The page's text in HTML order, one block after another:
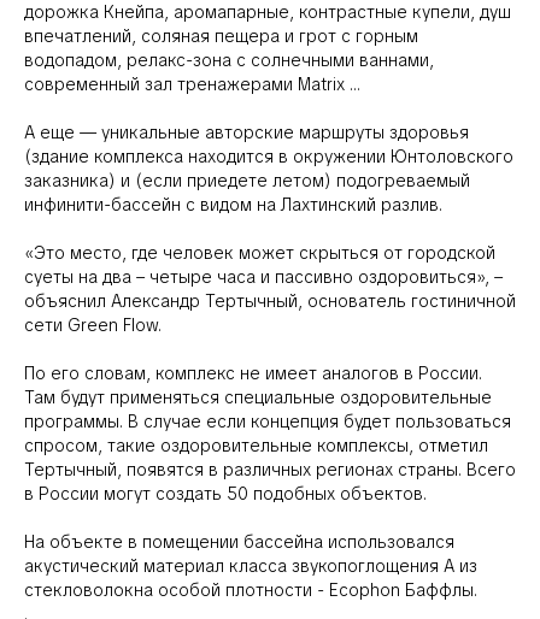
дорожка Кнейпа, аромапарные, контрастные купели, душ
впечатлений, соляная пещера и грот с горным
водопадом, релакс-зона с солнечными ваннами,
современный зал тренажерами Matrix …
А еще — уникальные авторские маршруты здоровья
(здание комплекса находится в окружении Юнтоловского
заказника) и (если приедете летом) подогреваемый
инфинити-бассейн с видом на Лахтинский разлив.
«Это место, где человек может скрыться от городской
суеты на два – четыре часа и пассивно оздоровиться», –
объяснил Александр Тертычный, основатель гостиничной
сети Green Flow.
По его словам, комплекс не имеет аналогов в России.
Там будут применяться специальные оздоровительные
программы. В случае если концепция будет пользоваться
спросом, такие оздоровительные комплексы, отметил
Тертычный, появятся в различных регионах страны. Всего
в России могут создать 50 подобных объектов.
На объекте в помещении бассейна использовался
акустический материал класса звукопоглощения А из
стекловолокна особой плотности - Ecophon Баффлы.
.